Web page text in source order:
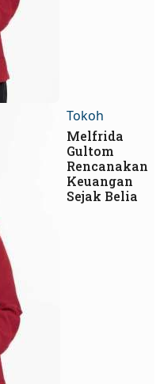
Tokoh
Melfrida
Gultom
Rencanakan
Keuangan
Sejak Belia